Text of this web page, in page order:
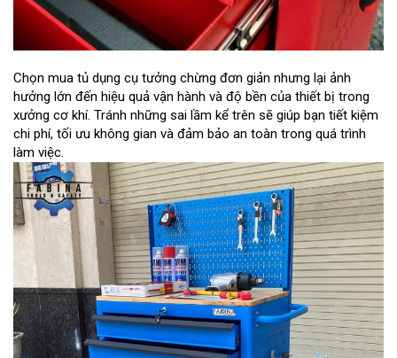
Chọn mua tủ dụng cụ tưởng chừng đơn giản nhưng lại ảnh
hưởng lớn đến hiệu quả vận hành và độ bền của thiết bị trong
xưởng cơ khí. Tránh những sai lầm kể trên sẽ giúp bạn tiết kiệm
chi phí, tối ưu không gian và đảm bảo an toàn trong quá trình
làm việc.